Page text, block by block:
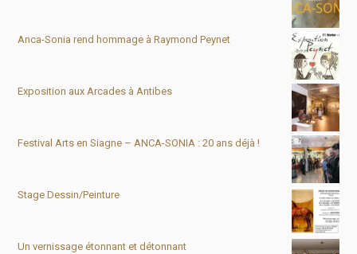
Anca-Sonia rend hommage à Raymond Peynet
Exposition aux Arcades à Antibes
Festival Arts en Siagne – ANCA-SONIA : 20 ans déjà !
Stage Dessin/Peinture
Un vernissage étonnant et détonnant